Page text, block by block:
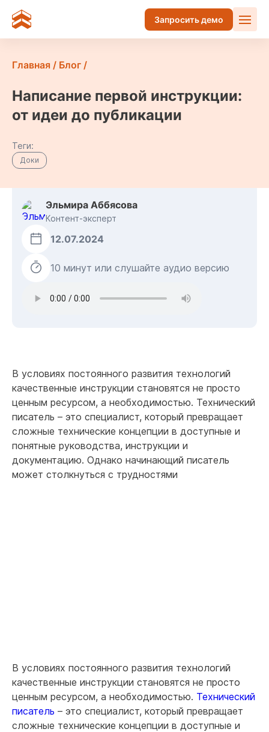
Запросить демо
Главная / Блог /
Написание первой инструкции:
от идеи до публикации
Теги:
Доки
Эльмира Аббясова
Контент-эксперт
12.07.2024
10 минут или слушайте аудио версию
В условиях постоянного развития технологий
качественные инструкции становятся не просто
ценным ресурсом, а необходимостью. Технический
писатель – это специалист, который превращает
сложные технические концепции в доступные и
понятные руководства, инструкции и
документацию. Однако начинающий писатель
может столкнуться с трудностями
В условиях постоянного развития технологий
качественные инструкции становятся не просто
ценным ресурсом, а необходимостью. Технический
писатель – это специалист, который превращает
сложные технические концепции в доступные и